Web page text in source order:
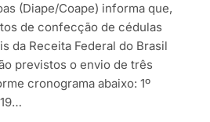
(Diape/Coape) informa que,
de confecção de cédulas
da Receita Federal do Brasil
previstos o envio de três
cronograma abaixo: 1º